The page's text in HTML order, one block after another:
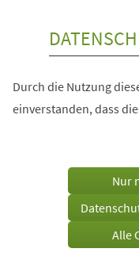
Durch die Nutzung
einverstanden, dass
Nur
Alle